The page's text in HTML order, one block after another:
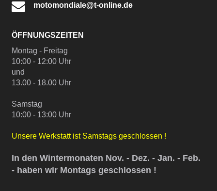
motomondiale@t-online.de
ÖFFNUNGSZEITEN
Montag - Freitag
10:00 - 12:00 Uhr
und
13.00 - 18.00 Uhr
Samstag
10:00 - 13:00 Uhr
Unsere Werkstatt ist Samstags geschlossen !
In den Wintermonaten Nov. - Dez. - Jan. - Feb.
- haben wir Montags geschlossen !